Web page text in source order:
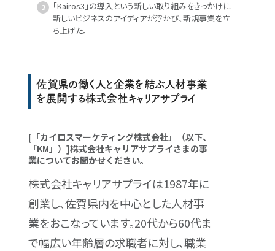
「Kairos3」の導入という新しい取り組みをきっかけに
新しいビジネスのアイディアが浮かび、新規事業を立
ち上げた。
佐賀県の働く人と企業を結ぶ人材事業
を展開する株式会社キャリアサプライ
[「カイロスマーケティング株式会社」（以下、
「KM」）]株式会社キャリアサプライさまの事
業についてお聞かせください。
株式会社キャリアサプライは1987年に
創業し、佐賀県内を中心とした人材事
業をおこなっています。20代から60代ま
で幅広い年齢層の求職者に対し、職業